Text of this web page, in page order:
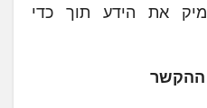
את הידע תוך כדי
ההקשר